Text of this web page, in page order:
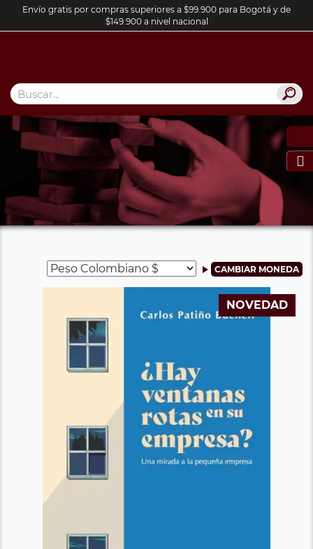
Envío gratis por compras superiores a $99.900 para Bogotá y de
$149.900 a nivel nacional

NOVEDAD